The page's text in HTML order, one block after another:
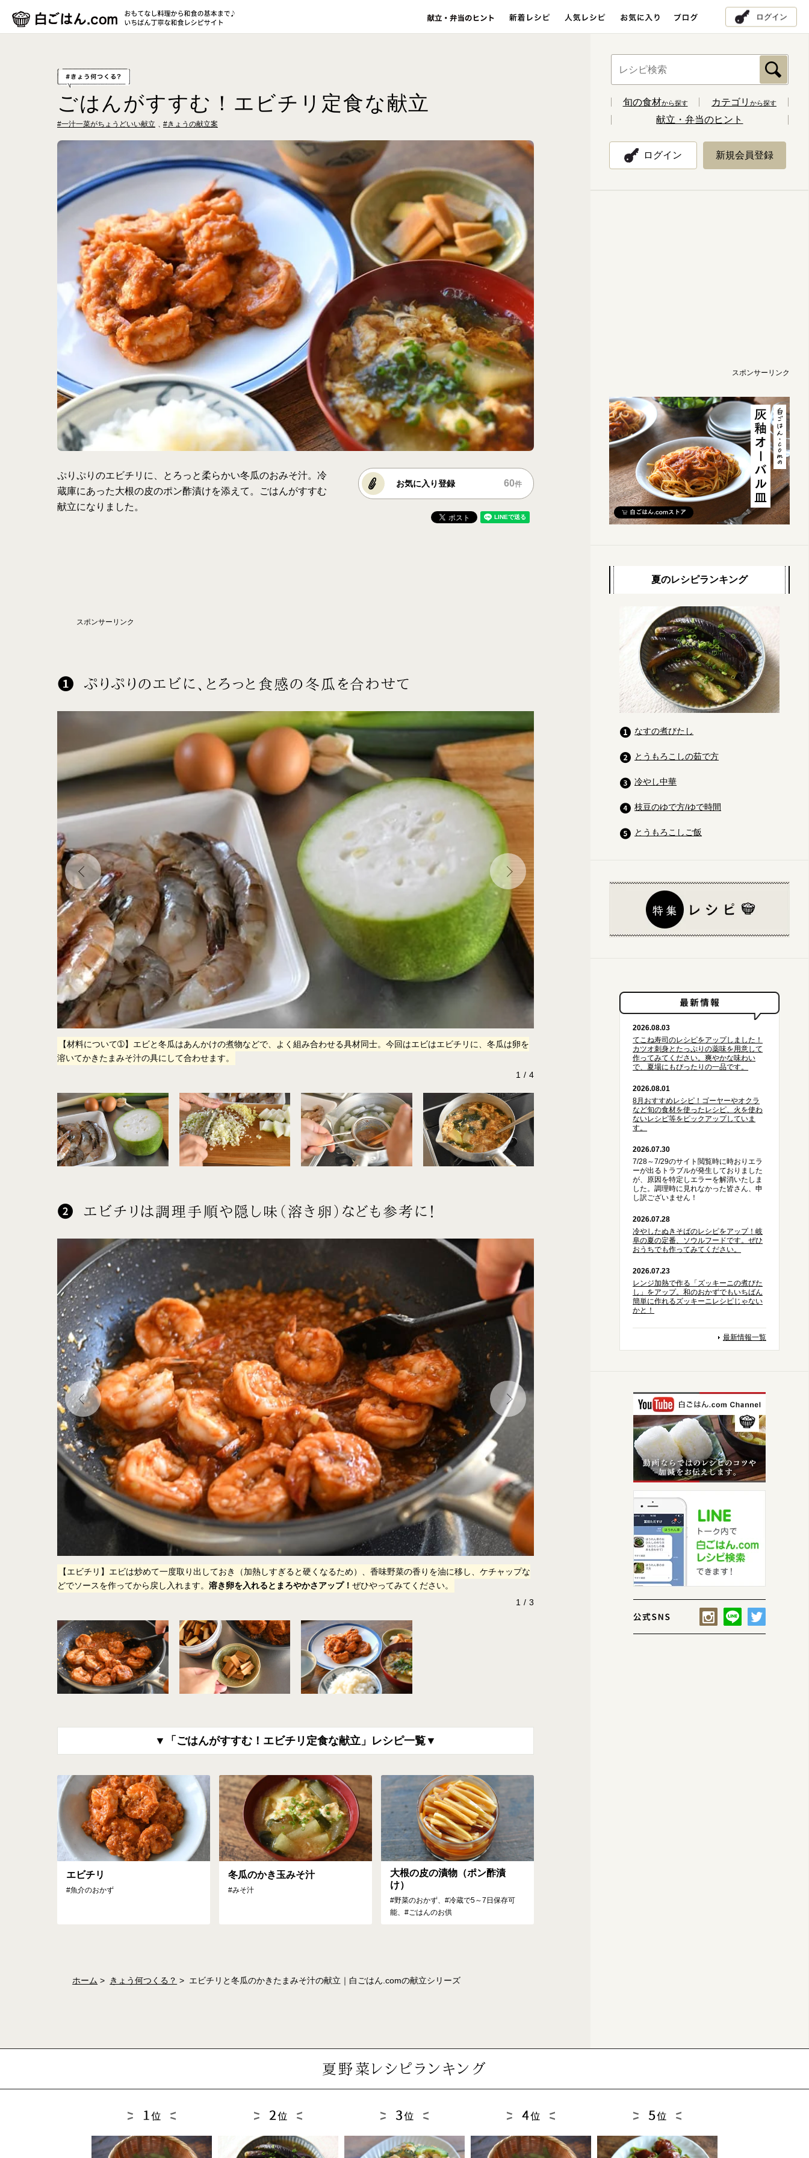
ログイン
ごはんがすすむ！エビチリ定食な献立
#一汁一菜がちょうどいい献立 #きょうの献立案
ぷりぷりのエビチリに、とろっと柔らかい冬瓜のおみそ汁。冷
蔵庫にあった大根の皮のポン酢漬けを添えて。ごはんがすすむ
献立になりました。
お気に入り登録 60件
スポンサーリンク
ぷりぷりのエビに、とろっと食感の冬瓜を合わせて
【材料について➀】エビと冬瓜はあんかけの煮物などで、よく組み合わせる具材同士。今回はエビはエビチリに、冬瓜は卵を
溶いてかきたまみそ汁の具にして合わせます。
【材料について②】白ごはん.comのエビチリレシピでは、生姜やねぎ
でもあります。みそ汁の具の冬瓜といっしょに切っておきます。
1
4
エビチリは調理手順や隠し味（溶き卵）なども参考に！
【エビチリ】エビは炒めて一度取り出しておき（加熱しすぎると硬くなるため）、香味野菜の香りを油に移し、ケチャップな
どでソースを作ってから戻し入れます。 溶き卵を入れるとまろやかさアップ！ ぜひやってみてください。
【大根のポン酢漬け】エビチリと具だくさんみそ汁の2品で十分です
ので添えました。ポリポリ食感がいいので、よいアクセントになります
1
3
▼「ごはんがすすむ！エビチリ定食な献立」レシピ一覧▼
エビチリ
#魚介のおかず
冬瓜のかき玉みそ汁
#みそ汁
大根の皮の漬物（ポン酢漬
け）
#野菜のおかず、#冷蔵で5～7日保存可
能、#ごはんのお供
ホーム きょう何つくる？ エビチリと冬瓜のかきたまみそ汁の献立｜白ごはん.comの献立シリーズ
旬の食材から探す カテゴリ から探す
献立・弁当のヒント
ログイン 新規会員登録
スポンサーリンク
夏のレシピランキング
なすの煮びたし
とうもろこしの茹で方
冷やし中華
枝豆のゆで方/ゆで時間
とうもろこしご飯
2026.08.03
てこね寿司のレシピをアップしました！
カツオ刺身とたっぷりの薬味を用意して
作ってみてください。爽やかな味わい
で、夏場にもぴったりの一品です。
2026.08.01
8月おすすめレシピ！ゴーヤーやオクラ
など旬の食材を使ったレシピ、火を使わ
ないレシピ等をピックアップしていま
す。
2026.07.30
7/28～7/29のサイト閲覧時に時おりエラ
ーが出るトラブルが発生しておりました
が、原因を特定しエラーを解消いたしま
した。調理時に見れなかった皆さん、申
し訳ございません！
2026.07.28
冷やしたぬきそばのレシピをアップ！岐
阜の夏の定番、ソウルフードです。ぜひ
おうちでも作ってみてください。
2026.07.23
レンジ加熱で作る「ズッキーニの煮びた
し」をアップ。和のおかずでもいちばん
簡単に作れるズッキーニレシピじゃない
かと！
最新情報一覧
夏野菜レシピランキング